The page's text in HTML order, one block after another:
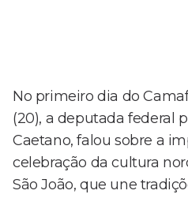
No primeiro dia do
(20), a deputada federal
Caetano, falou sobre a
celebração da cultura
São João, que une